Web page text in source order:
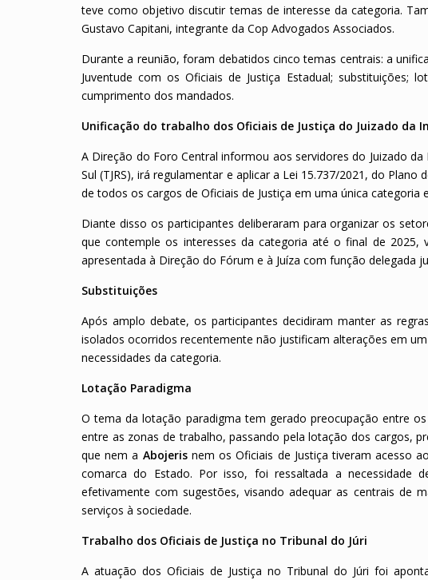
teve como objetivo discutir temas de interesse da categoria.
Gustavo Capitani, integrante da Cop Advogados Associados.
Durante a reunião, foram debatidos cinco temas centrais: a
Juventude com os Oficiais de Justiça Estadual; substituições;
cumprimento dos mandados.
Unificação do trabalho dos Oficiais de Justiça do Juizado da
A Direção do Foro Central informou aos servidores do Juizado
Sul (TJRS), irá regulamentar e aplicar a Lei 15.737/2021, do
de todos os cargos de Oficiais de Justiça em uma única
Diante disso os participantes deliberaram para organizar os
que contemple os interesses da categoria até o final de
apresentada à Direção do Fórum e à Juíza com função delegada
Substituições
Após amplo debate, os participantes decidiram manter as
isolados ocorridos recentemente não justificam alterações em
necessidades da categoria.
Lotação Paradigma
O tema da lotação paradigma tem gerado preocupação entre
entre as zonas de trabalho, passando pela lotação dos cargos,
que nem a Abojeris nem os Oficiais de Justiça tiveram acesso
comarca do Estado. Por isso, foi ressaltada a necessidade
efetivamente com sugestões, visando adequar as centrais de
serviços à sociedade.
Trabalho dos Oficiais de Justiça no Tribunal do Júri
A atuação dos Oficiais de Justiça no Tribunal do Júri foi